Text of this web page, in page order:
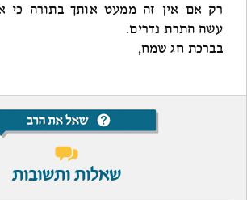
רק אם אין זה ממעט אותך בתורה כי
עשה התרת נדרים.
בברכת חג שמח,
שאלות ותשובות